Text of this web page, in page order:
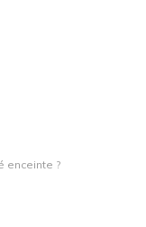
enceinte ?